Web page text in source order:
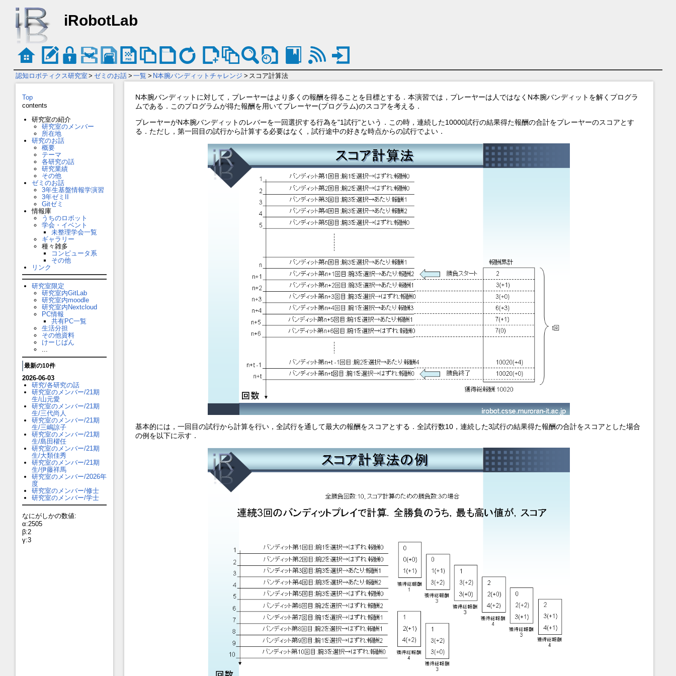
iRobotLab
認知ロボティクス研究室 > ゼミのお話 > 一覧 > N本腕バンディットチャレンジ > スコア計算法
Top
contents
研究室の紹介
研究室のメンバー
所在地
研究のお話
概要
テーマ
各研究の話
研究業績
その他
ゼミのお話
3年生基盤情報学演習
3年ゼミII
Gitゼミ
情報庫
うちのロボット
学会・イベント
未整理学会一覧
ギャラリー
種々雑多
コンピュータ系
その他
リンク
研究室限定
研究室内GitLab
研究室内moodle
研究室内Nextcloud
PC情報
共有PC一覧
生活分担
その他資料
けーじばん
...
最新の10件
2026-06-03
研究/各研究の話
研究室のメンバー/21期
生/山元愛
研究室のメンバー/21期
生/三代尚人
研究室のメンバー/21期
生/三嶋諒子
研究室のメンバー/21期
生/島田櫂任
研究室のメンバー/21期
生/大類佳秀
研究室のメンバー/21期
生/伊藤祥馬
研究室のメンバー/2026年
度
研究室のメンバー/修士
研究室のメンバー/学士
なにがしかの数値:
α:2505
β:2
γ:3
N本腕バンディットに対して，プレーヤーはより多くの報酬を得ることを目標とする．本演習では，プレーヤーは人ではなくN本腕バンディットを解くプログラ
ムである．このプログラムが得た報酬を用いてプレーヤー(プログラム)のスコアを考える．
プレーヤーがN本腕バンディットのレバーを一回選択する行為を"1試行"という．この時，連続した10000試行の結果得た報酬の合計をプレーヤーのスコアとす
る．ただし，第一回目の試行から計算する必要はなく，試行途中の好きな時点からの試行でよい．
基本的には，一回目の試行から計算を行い，全試行を通して最大の報酬をスコアとする．全試行数10，連続した3試行の結果得た報酬の合計をスコアとした場合
の例を以下に示す．